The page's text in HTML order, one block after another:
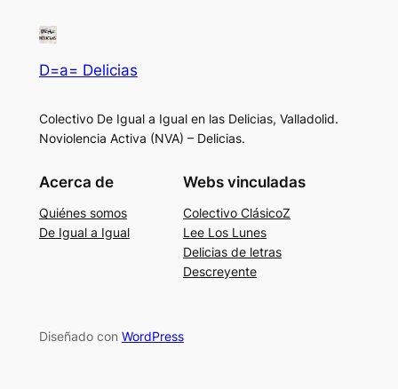
D=a= Delicias
Colectivo De Igual a Igual en las Delicias, Valladolid.
Noviolencia Activa (NVA) – Delicias.
Acerca de
Quiénes somos
De Igual a Igual
Webs vinculadas
Colectivo ClásicoZ
Lee Los Lunes
Delicias de letras
Descreyente
Diseñado con WordPress